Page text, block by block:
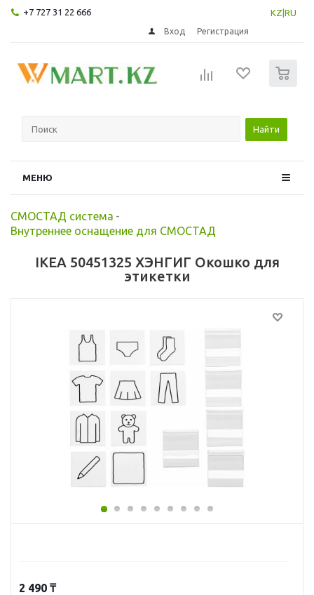
+7 727 31 22 666 KZ RU
Вход Регистрация
Найти
МЕНЮ
СМОСТАД система -
Внутреннее оснащение для СМОСТАД
IKEA 50451325 ХЭНГИГ Окошко для
этикетки
2 490 ₸